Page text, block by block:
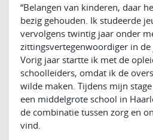
“Belangen van kinderen, daar
bezig gehouden. Ik studeerde
vervolgens twintig jaar onder
zittingsvertegenwoordiger in de
Vorig jaar startte ik met de
schoolleiders, omdat ik de
wilde maken. Tijdens mijn
een middelgrote school in
de combinatie tussen zorg en
vind.